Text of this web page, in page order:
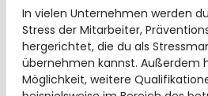
In vielen Unternehmen werden
Stress der Mitarbeiter,
hergerichtet, die du als
übernehmen kannst. Außerdem
Möglichkeit, weitere